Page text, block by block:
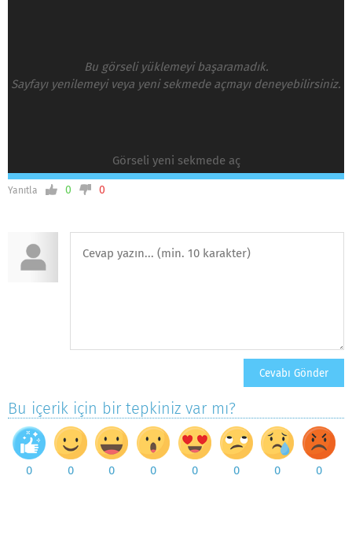
Bu görseli yüklemeyi başaramadık.
Sayfayı yenilemeyi veya yeni sekmede açmayı deneyebilirsiniz.
Görseli yeni sekmede aç
Yanıtla 0 0
Bu içerik için bir tepkiniz var mı?
0 0 0 0 0 0 0 0